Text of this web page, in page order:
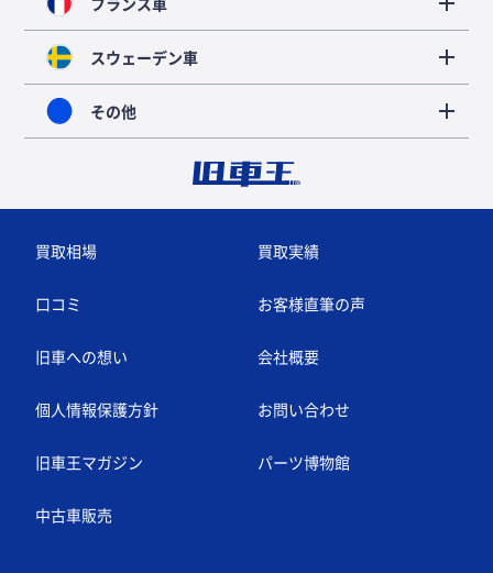
スウェーデン車
その他
買取相場 買取実績
口コミ お客様直筆の声
旧車への想い 会社概要
個人情報保護方針 お問い合わせ
旧車王マガジン パーツ博物館
中古車販売